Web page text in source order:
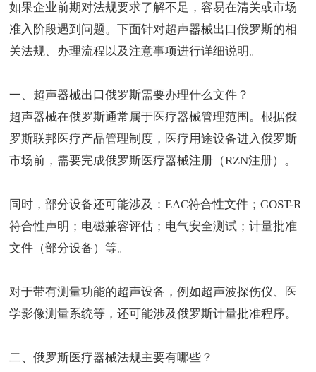
如果企业前期对法规要求了解不足，容易在清关或市场
准入阶段遇到问题。下面针对超声器械出口俄罗斯的相
关法规、办理流程以及注意事项进行详细说明。
一、 超声器械出口俄罗斯需要办理什么文件？
超声器械在俄罗斯通常属于医疗器械管理范围。根据俄
罗斯联邦医疗产品管理制度，医疗用途设备进入俄罗斯
市场前，需要完成俄罗斯医疗器械注册 （RZN注册）。
同时，部分设备还可能涉及：EAC符合性文件；GOST-R
符合性声明；电磁兼容评估；电气安全测试；计量批准
文件（部分设备）等。
对于带有测量功能的超声设备，例如超声波探伤仪、医
学影像测量系统等，还可能涉及俄罗斯计量批准程序。
二、俄罗斯医疗器械法规主要有哪些？